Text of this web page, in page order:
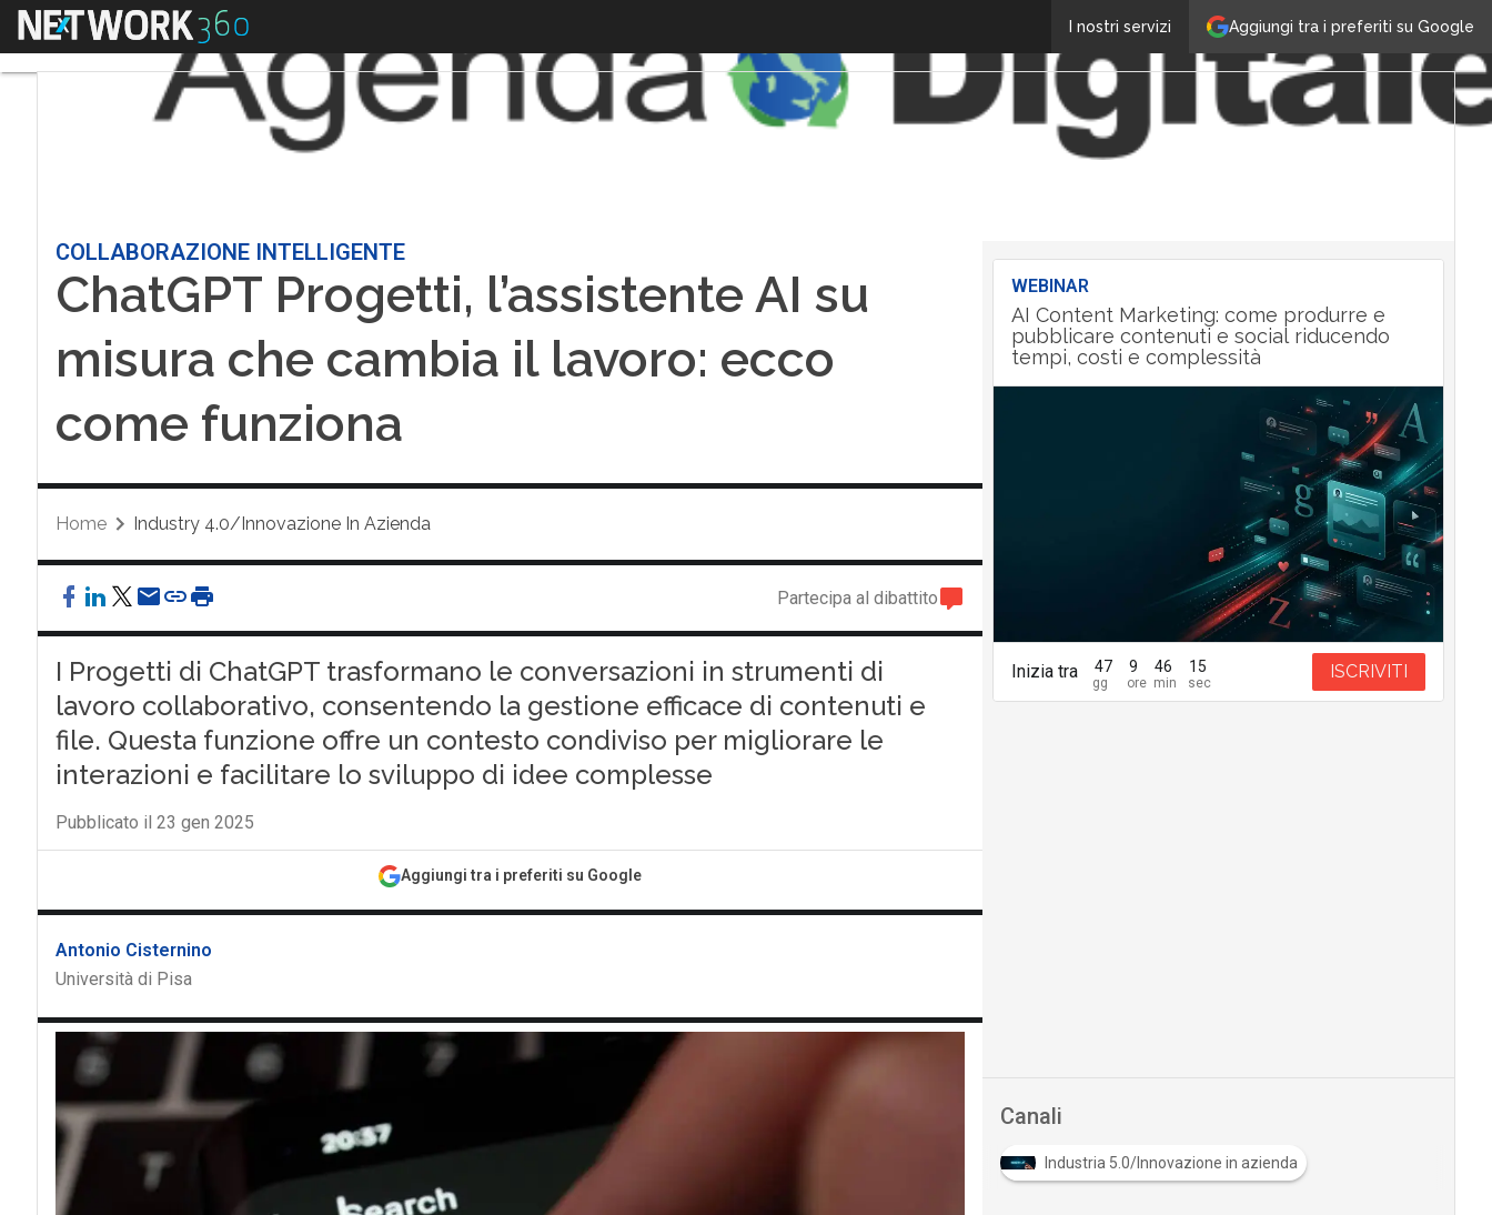
Aggiungi tra i preferiti su Google
I nostri servizi
Menu
COLLABORAZIONE INTELLIGENTE
ChatGPT Progetti, l’assistente AI su
misura che cambia il lavoro: ecco
come funziona
Home Industry 4.0/Innovazione In Azienda
Partecipa al dibattito
I Progetti di ChatGPT trasformano le conversazioni in strumenti di
lavoro collaborativo, consentendo la gestione efficace di contenuti e
file. Questa funzione offre un contesto condiviso per migliorare le
interazioni e facilitare lo sviluppo di idee complesse
Pubblicato il 23 gen 2025
Aggiungi tra i preferiti su Google
Antonio Cisternino
Università di Pisa
WEBINAR
AI Content Marketing: come produrre e
pubblicare contenuti e social riducendo
tempi, costi e complessità
Inizia tra 47 9 46 14 ISCRIVITI
Canali
Industria 5.0/Innovazione in azienda